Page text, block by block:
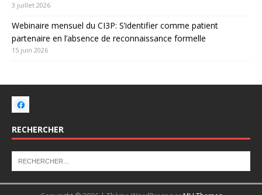
3 juillet 2026
Webinaire mensuel du CI3P: S’identifier comme patient
partenaire en l’absence de reconnaissance formelle
15 juin 2026
RECHERCHER